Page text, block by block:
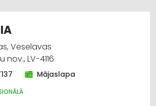
Veselavas
LV-4116
Mājaslapa